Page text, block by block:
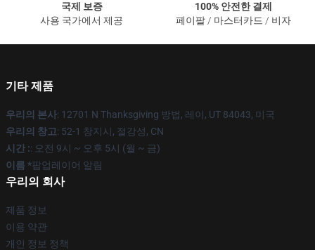
국제 보증
사용 국가에서 제공
100% 안전한 결제
페이팔 / 마스터카드 / 비자
기타 제품
우리의 본사: 12701 N Thanksgiving 방법, 레이, UT 84043, 미국
우리의 창고: 52-1 창지시, 절강성, CN
시간 :: 오전 9시 ~ 오후 5시 (월 ~ 금)
이름 *팝업레이어 알림
우리의 회사
제품 정보
이용 약관
개인 정보 정책